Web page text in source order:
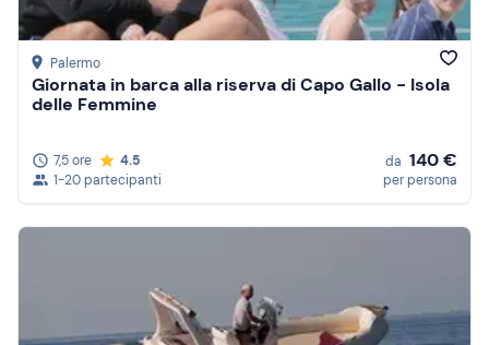
Palermo
Giornata in barca alla riserva di Capo Gallo - Isola
delle Femmine
7,5 ore
4.5
1-20 partecipanti
da 140 €
per persona